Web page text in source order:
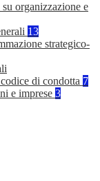
organizzazione e
13
strategico-
di condotta 7
e imprese 3